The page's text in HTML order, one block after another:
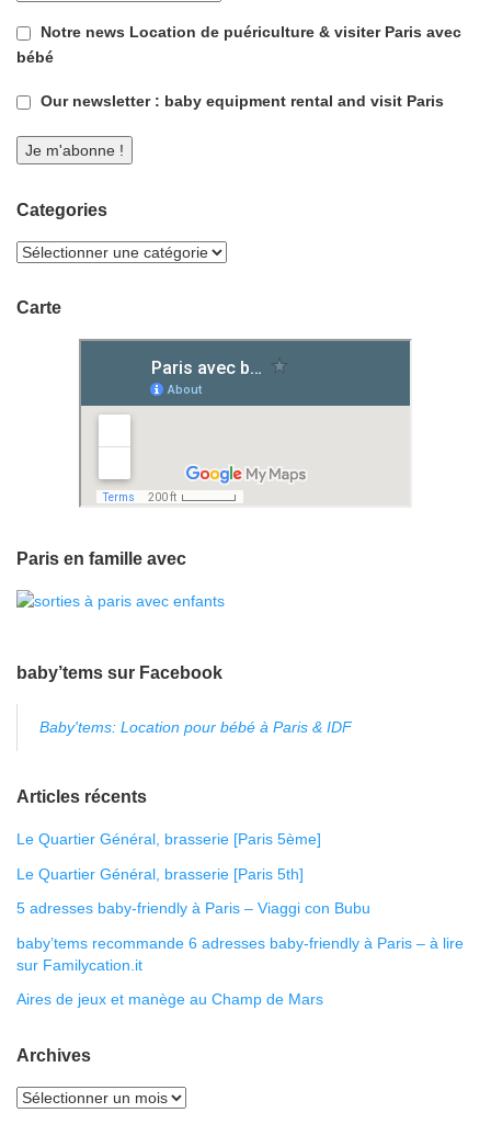
Notre news Location de puériculture & visiter Paris avec
bébé
Our newsletter : baby equipment rental and visit Paris
Categories
Carte
Paris en famille avec
baby’tems sur Facebook
Baby'tems: Location pour bébé à Paris & IDF
Articles récents
Le Quartier Général, brasserie [Paris 5ème]
Le Quartier Général, brasserie [Paris 5th]
5 adresses baby-friendly à Paris – Viaggi con Bubu
baby’tems recommande 6 adresses baby-friendly à Paris – à lire
sur Familycation.it
Aires de jeux et manège au Champ de Mars
Archives